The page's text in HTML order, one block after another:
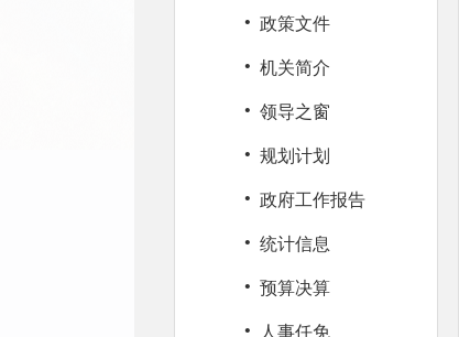
· 政策文件
· 机关简介
· 领导之窗
· 规划计划
· 政府工作报告
· 统计信息
· 预算决算
人事任免